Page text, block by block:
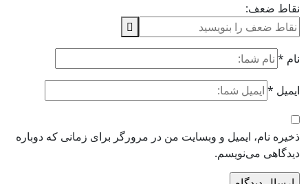
نقاط ضعف:
نام *
ایمیل *
ذخیره نام، ایمیل و وبسایت من در مرورگر برای زمانی که دوباره
دیدگاهی می‌نویسم.